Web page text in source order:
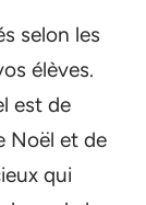
selon les
élèves.
est de
Noël et de
qui